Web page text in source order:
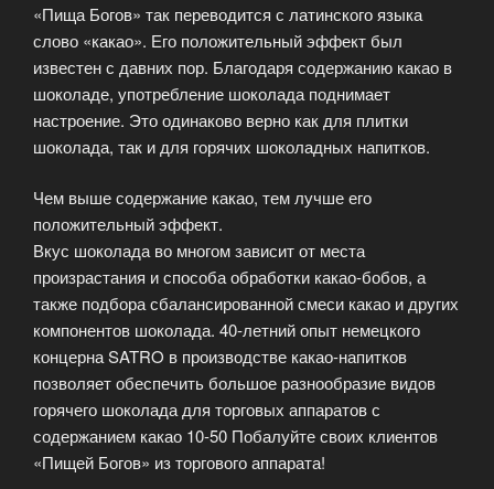
«Пища Богов» так переводится с латинского языка
слово «какао». Его положительный эффект был
известен с давних пор. Благодаря содержанию какао в
шоколаде, употребление шоколада поднимает
настроение. Это одинаково верно как для плитки
шоколада, так и для горячих шоколадных напитков.
Чем выше содержание какао, тем лучше его
положительный эффект.
Вкус шоколада во многом зависит от места
произрастания и способа обработки какао-бобов, а
также подбора сбалансированной смеси какао и других
компонентов шоколада. 40‑летний опыт немецкого
концерна SATRO в производстве какао-напитков
позволяет обеспечить большое разнообразие видов
горячего шоколада для торговых аппаратов с
содержанием какао 10‑50 Побалуйте своих клиентов
«Пищей Богов» из торгового аппарата!